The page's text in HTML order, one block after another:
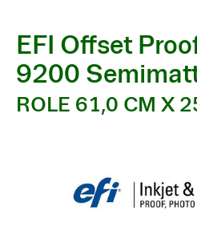
EFI Offset
9200
ROLE 61,0 CM X